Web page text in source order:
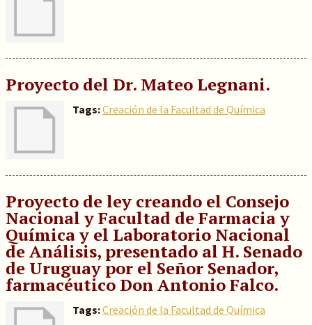
Proyecto del Dr. Mateo Legnani.
Tags:Creación de la Facultad de Química
Proyecto de ley creando el Consejo
Nacional y Facultad de Farmacia y
Química y el Laboratorio Nacional
de Análisis, presentado al H. Senado
de Uruguay por el Señor Senador,
farmacéutico Don Antonio Falco.
Tags:Creación de la Facultad de Química